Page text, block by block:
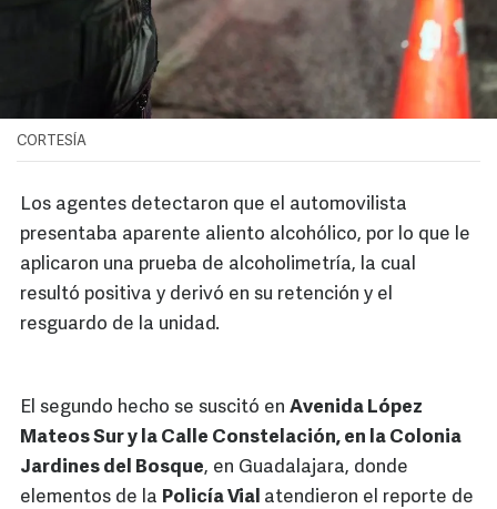
CORTESÍA
Los agentes detectaron que el automovilista
presentaba aparente aliento alcohólico, por lo que le
aplicaron una prueba de alcoholimetría, la cual
resultó positiva y derivó en su retención y el
resguardo de la unidad.
El segundo hecho se suscitó en Avenida López
Mateos Sur y la Calle Constelación, en la Colonia
Jardines del Bosque, en Guadalajara, donde
elementos de la Policía Vial atendieron el reporte de